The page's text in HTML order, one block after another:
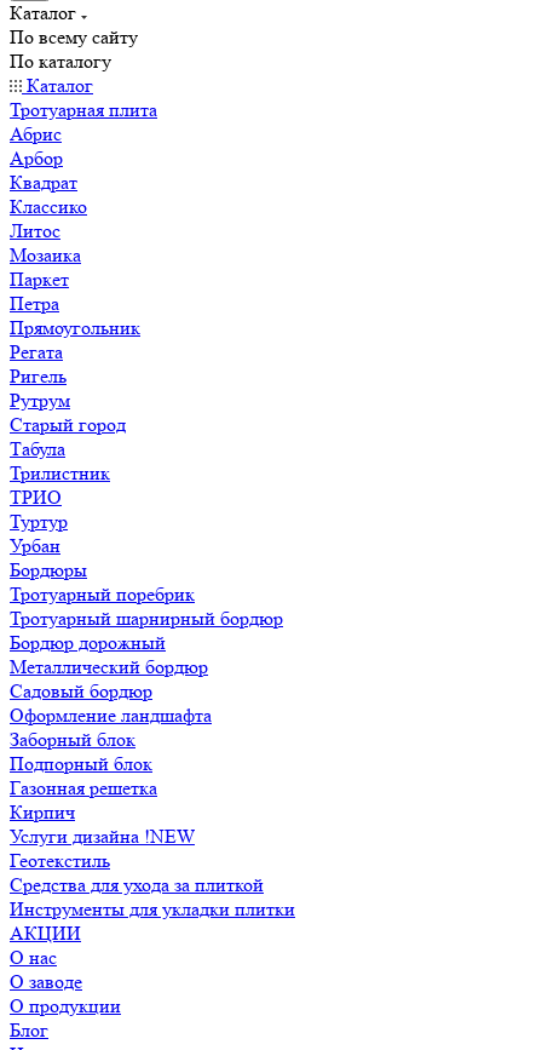
Каталог
По всему сайту
По каталогу
Каталог
Тротуарная плита
Абрис
Арбор
Квадрат
Классико
Литос
Мозаика
Паркет
Петра
Прямоугольник
Регата
Ригель
Рутрум
Старый город
Табула
Трилистник
ТРИО
Туртур
Урбан
Бордюры
Тротуарный поребрик
Тротуарный шарнирный бордюр
Бордюр дорожный
Металлический бордюр
Садовый бордюр
Оформление ландшафта
Заборный блок
Подпорный блок
Газонная решетка
Кирпич
Услуги дизайна !NEW
Геотекстиль
Средства для ухода за плиткой
Инструменты для укладки плитки
АКЦИИ
О нас
О заводе
О продукции
Блог